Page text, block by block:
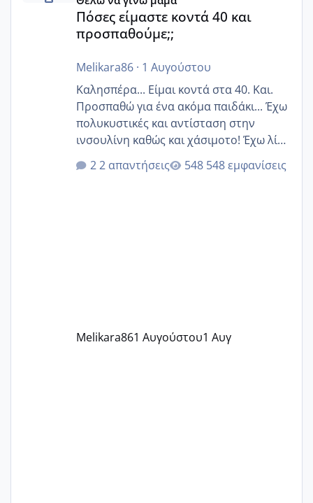
Πόσες είμαστε κοντά 40 και
προσπαθούμε;;
Melikara86· 1 Αυγούστου
Καλησπέρα... Είμαι κοντά στα 40. Και.
Προσπαθώ για ένα ακόμα παιδάκι... Έχω
πολυκυστικές και αντίσταση στην
ινσουλίνη καθώς και χάσιμοτο! Έχω λίγα
κιλά παραπάνω και όσο κ αν προσπαθώ
δεν χάνω εύκολα! Προσπαθώ για ακόμη
2 απαντήσεις 548 εμφανίσεις
Melikara861 Αυγούστου1 Αυγ